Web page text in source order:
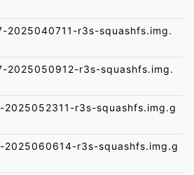
2025040711-r3s-squashfs.img.
2025050912-r3s-squashfs.img.
2025052311-r3s-squashfs.img.g
2025060614-r3s-squashfs.img.g